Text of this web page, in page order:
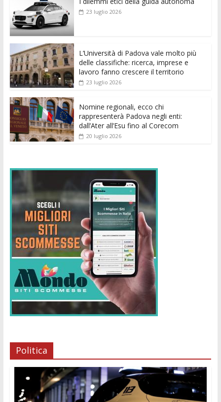
b
o
o
k
er l s
p
e
er
di e di
23 luglio 2026
L’Università di Padova vale molto più
delle classifiche: ricerca, imprese e
lavoro fanno crescere il territorio
23 luglio 2026
Nomine regionali, ecco chi
rappresenterà Padova negli enti:
dall’Ater all’Esu fino al Corecom
20 luglio 2026
Politica